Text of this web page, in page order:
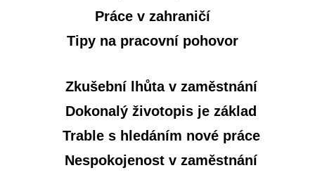
Práce v zahraničí
Tipy na pracovní pohovor
Zkušební lhůta v zaměstnání
Dokonalý životopis je základ
Trable s hledáním nové práce
Nespokojenost v zaměstnání